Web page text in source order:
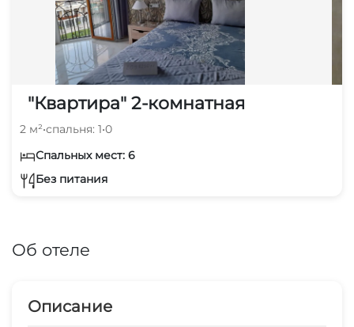
"Квартира" 2-комнатная
2 м²•спальня: 1•0
Спальных мест: 6
Без питания
Об отеле
Описание